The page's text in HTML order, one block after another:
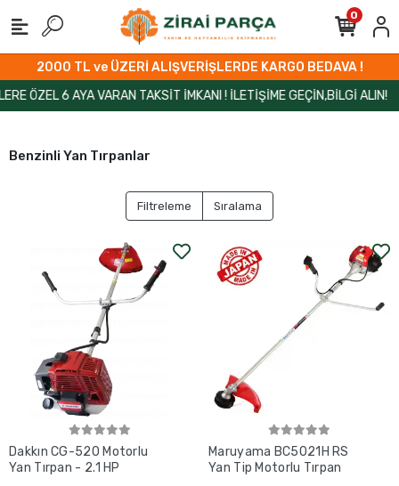
2000 TL ve ÜZERİ ALIŞVERİŞLERDE KARGO BEDAVA !
ÖZEL 6 AYA VARAN TAKSİT İMKANI ! İLETİŞİME GEÇİN,BİLGİ ALIN!
0
Benzinli Yan Tırpanlar
Filtreleme Sıralama
Dakkın CG-520 Motorlu
Yan Tırpan - 2.1 HP
Maruyama BC5021H RS
Yan Tip Motorlu Tırpan